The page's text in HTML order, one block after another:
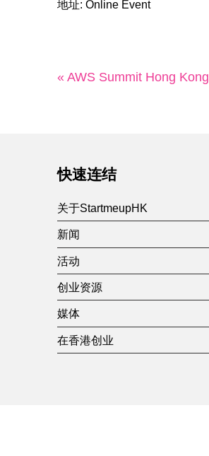
地址: Online Event
« AWS Summit Hong Kong
快速连结
关于StartmeupHK
新闻
活动
创业资源
媒体
在香港创业